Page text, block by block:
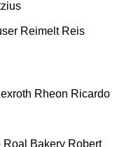
Reimelt Reis
Rheon Ricardo
Roal Bakery Robert